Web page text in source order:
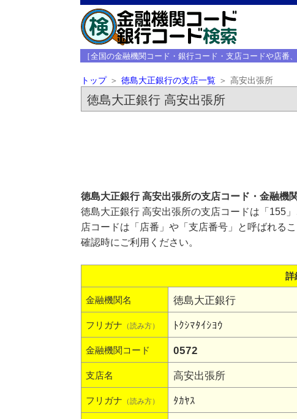
［全国の金融機関コード・銀行コード・支店コードや店番
トップ 徳島大正銀行の支店一覧 高安出張所
徳島大正銀行 高安出張所
徳島大正銀行 高安出張所の支店コード・金融機
徳島大正銀行 高安出張所の支店コードは「155
店コードは「店番」や「支店番号」と呼ばれる
確認時にご利用ください。
詳
金融機関名 徳島大正銀行
フリガナ （読み方） ﾄｸｼﾏﾀｲｼﾖｳ
金融機関コード 0572
支店名 高安出張所
フリガナ （読み方） ﾀｶﾔｽ